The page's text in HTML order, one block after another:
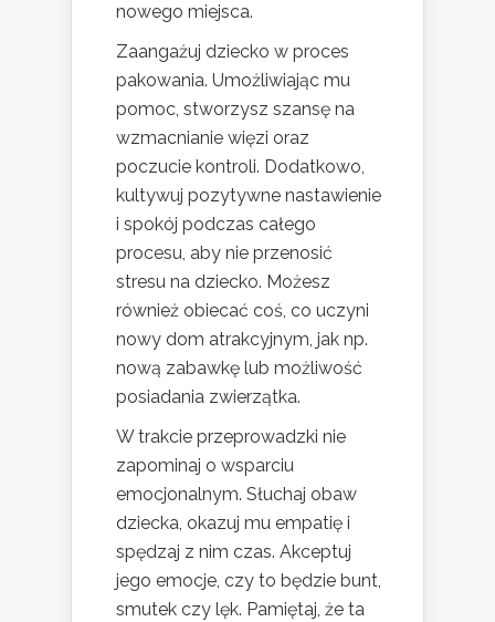
nowego miejsca.
Zaangażuj dziecko w proces
pakowania. Umożliwiając mu
pomoc, stworzysz szansę na
wzmacnianie więzi oraz
poczucie kontroli. Dodatkowo,
kultywuj pozytywne nastawienie
i spokój podczas całego
procesu, aby nie przenosić
stresu na dziecko. Możesz
również obiecać coś, co uczyni
nowy dom atrakcyjnym, jak np.
nową zabawkę lub możliwość
posiadania zwierzątka.
W trakcie przeprowadzki nie
zapominaj o wsparciu
emocjonalnym. Słuchaj obaw
dziecka, okazuj mu empatię i
spędzaj z nim czas. Akceptuj
jego emocje, czy to będzie bunt,
smutek czy lęk. Pamiętaj, że ta